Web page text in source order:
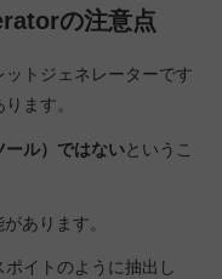
の注意点
トジェネレーターです
ます。
ール）ではないというこ
あります。
イトのように抽出し